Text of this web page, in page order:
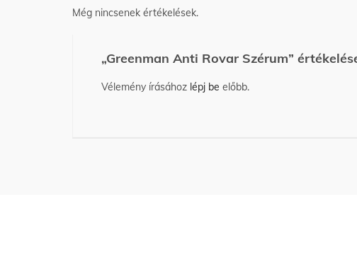
Még nincsenek értékelések.
„Greenman Anti Rovar Szérum”
Vélemény írásához lépj be előbb.